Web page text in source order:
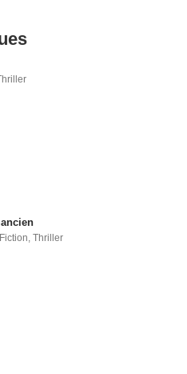
,Thriller